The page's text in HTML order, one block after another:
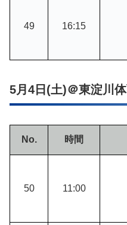
49 16:15
5月4日(土)＠東淀川
No. 時間
50 11:00